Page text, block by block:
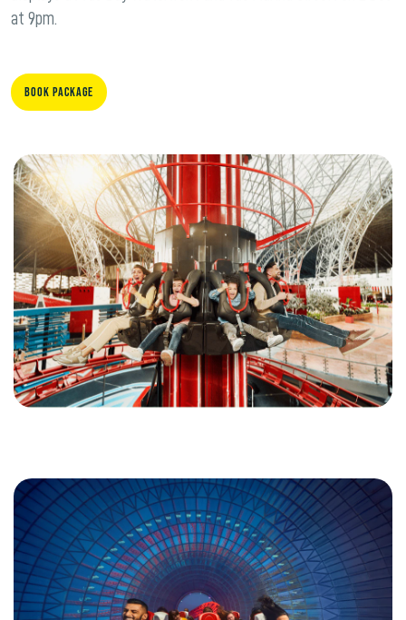
at 9pm.
Book Package